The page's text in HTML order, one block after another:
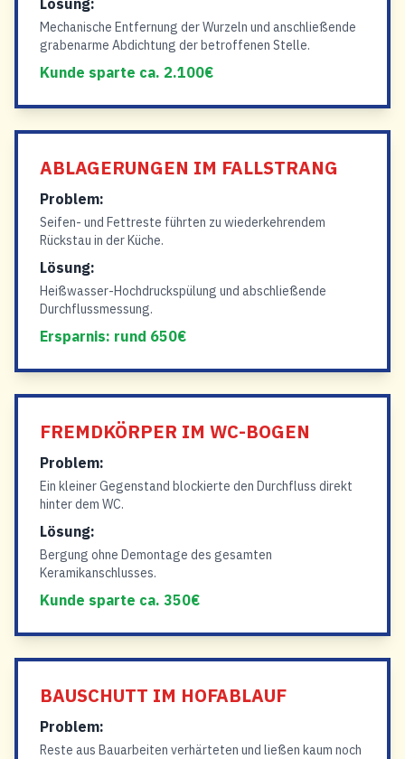
Lösung:
Mechanische Entfernung der Wurzeln und anschließende
grabenarme Abdichtung der betroffenen Stelle.
Kunde sparte ca. 2.100€
ABLAGERUNGEN IM FALLSTRANG
Problem:
Seifen- und Fettreste führten zu wiederkehrendem
Rückstau in der Küche.
Lösung:
Heißwasser-Hochdruckspülung und abschließende
Durchflussmessung.
Ersparnis: rund 650€
FREMDKÖRPER IM WC-BOGEN
Problem:
Ein kleiner Gegenstand blockierte den Durchfluss direkt
hinter dem WC.
Lösung:
Bergung ohne Demontage des gesamten
Keramikanschlusses.
Kunde sparte ca. 350€
BAUSCHUTT IM HOFABLAUF
Problem:
Reste aus Bauarbeiten verhärteten und ließen kaum noch